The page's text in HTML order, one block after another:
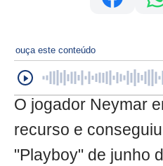
ouça este conteúdo
O jogador Neymar
recurso e
"Playboy" de junho